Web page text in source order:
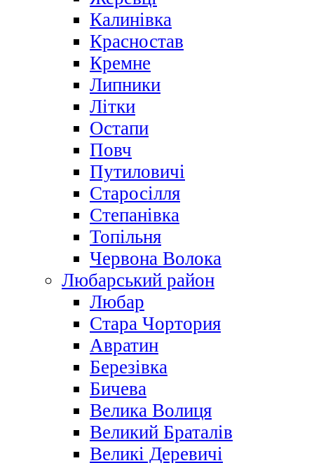
Калинівка
Красностав
Кремне
Липники
Літки
Остапи
Повч
Путиловичі
Старосілля
Степанівка
Топільня
Червона Волока
Любарський район
Любар
Стара Чортория
Авратин
Березівка
Бичева
Велика Волиця
Великий Браталів
Великі Деревичі